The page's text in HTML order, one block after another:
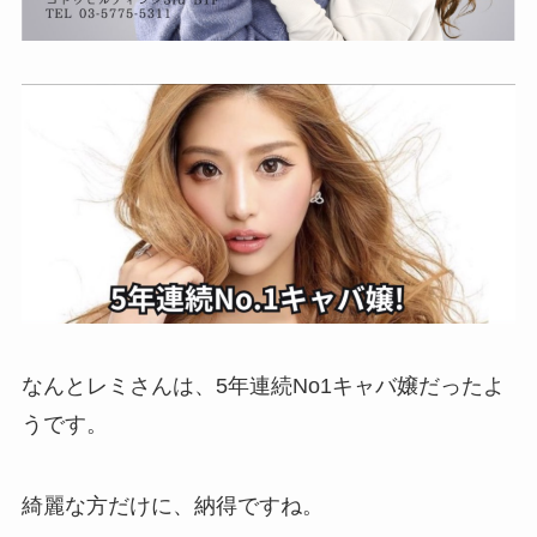
なんとレミさんは、5年連続No1キャバ嬢だったよ
うです。
綺麗な方だけに、納得ですね。